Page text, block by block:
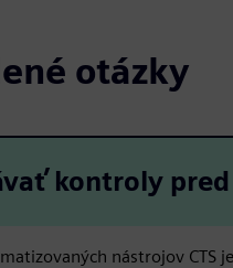
otázky
kontroly pred
nástrojov